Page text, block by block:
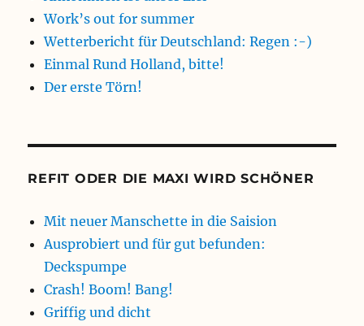
Work’s out for summer
Wetterbericht für Deutschland: Regen :-)
Einmal Rund Holland, bitte!
Der erste Törn!
REFIT ODER DIE MAXI WIRD SCHÖNER
Mit neuer Manschette in die Saision
Ausprobiert und für gut befunden:
Deckspumpe
Crash! Boom! Bang!
Griffig und dicht